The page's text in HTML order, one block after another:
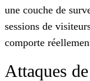
une couche de
sessions de
comporte
Attaques